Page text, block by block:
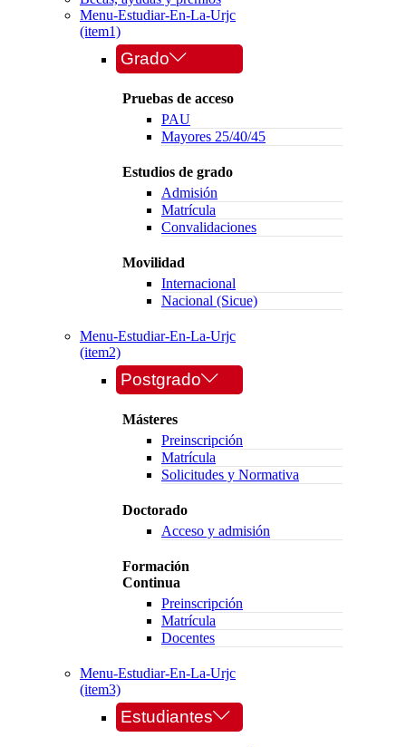
Menu-Estudiar-En-La-Urjc
(item1)
Grado
Pruebas de acceso
PAU
Mayores 25/40/45
Estudios de grado
Admisión
Matrícula
Convalidaciones
Movilidad
Internacional
Nacional (Sicue)
Menu-Estudiar-En-La-Urjc
(item2)
Postgrado
Másteres
Preinscripción
Matrícula
Solicitudes y Normativa
Doctorado
Acceso y admisión
Formación
Continua
Preinscripción
Matrícula
Docentes
Menu-Estudiar-En-La-Urjc
(item3)
Estudiantes